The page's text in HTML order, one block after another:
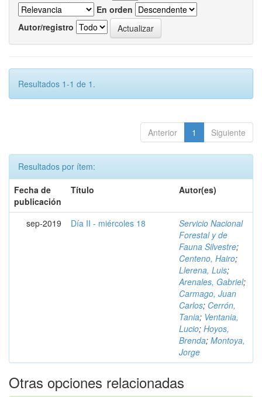
En orden
Autor/registro
Resultados 1-1 de 1.
Anterior 1 Siguiente
Resultados por ítem:
Fecha de
publicación
Título Autor(es)
sep-2019 Día II - miércoles 18
Servicio Nacional
Forestal y de
Fauna Silvestre;
Centeno, Hairo;
Llerena, Luis;
Arenales, Gabriel;
Carmago, Juan
Carlos; Cerrón,
Tania; Ventania,
Lucio; Hoyos,
Brenda; Montoya,
Jorge
Otras opciones relacionadas